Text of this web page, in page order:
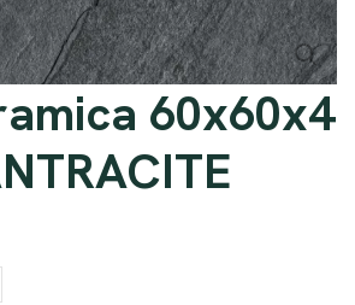
60x60x4